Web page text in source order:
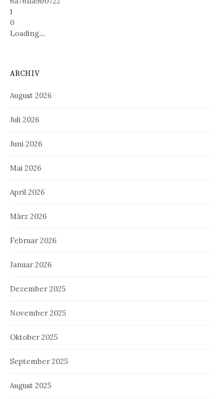
1
0
Loading....
ARCHIV
August 2026
Juli 2026
Juni 2026
Mai 2026
April 2026
März 2026
Februar 2026
Januar 2026
Dezember 2025
November 2025
Oktober 2025
September 2025
August 2025